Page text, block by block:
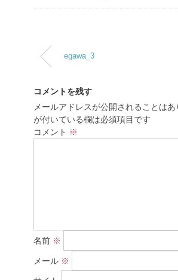
egawa_3
コメントを残す
メールアドレスが公開されることはあ
が付いている欄は必須項目です
コメント ※
名前 ※
メール ※